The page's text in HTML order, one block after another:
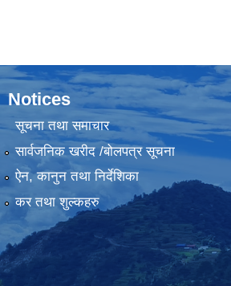
Notices
सूचना तथा समाचार
सार्वजनिक खरीद /बोलपत्र सूचना
ऐन, कानुन तथा निर्देशिका
कर तथा शुल्कहरु